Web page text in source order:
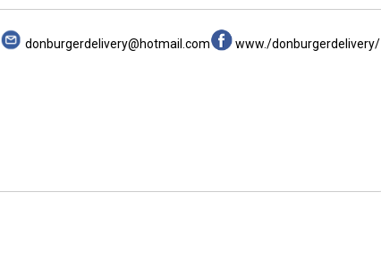
donburgerdelivery@hotmail.com
www./donburgerdelivery/